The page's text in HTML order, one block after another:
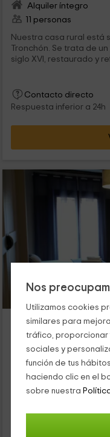
Nos
Utilizamos cookies
similares para
tráfico, proporcionar
sociales y
función de tus
haciendo clic en el
sobre nuestra
Alquiler íntegro
11 personas
Nuestra casa rural está
Tronchón. Se trata de
siglo XVI, restaurado y
Contacto directo
Respuesta inferior a 24h
El Rincón del Gallo
Tronchon, Teruel
0 opiniones
Alquiler íntegro
8 personas
Tronchón, una bonita